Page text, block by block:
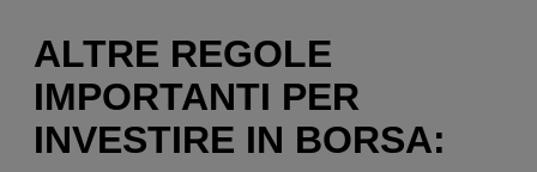
ALTRE REGOLE
IMPORTANTI PER
INVESTIRE IN BORSA: